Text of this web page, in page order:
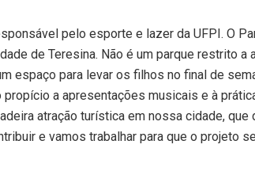
pelo esporte e lazer da UFPI. O
de Teresina. Não é um parque restrito
espaço para levar os filhos no final de
propício a apresentações musicais e à
atração turística em nossa cidade,
e vamos trabalhar para que o projeto